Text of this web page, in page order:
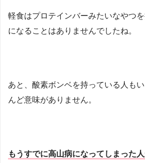
軽食はプロテインバーみたいなやつ
になることはありませんでしたね。
あと、酸素ボンベを持っている人も
んど意味がありません。
もうすでに高山病になってしまった